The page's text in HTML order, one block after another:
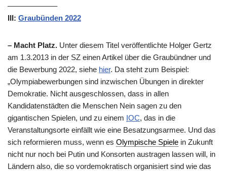
——————–
III: Graubünden 2022
– Macht Platz. Unter diesem Titel veröffentlichte Holger Gertz
am 1.3.2013 in der SZ einen Artikel über die Graubündner und
die Bewerbung 2022, siehe hier. Da steht zum Beispiel:
„Olympiabewerbungen sind inzwischen Übungen in direkter
Demokratie. Nicht ausgeschlossen, dass in allen
Kandidatenstädten die Menschen Nein sagen zu den
gigantischen Spielen, und zu einem IOC, das in die
Veranstaltungsorte einfällt wie eine Besatzungsarmee. Und das
sich reformieren muss, wenn es Olympische Spiele in Zukunft
nicht nur noch bei Putin und Konsorten austragen lassen will, in
Ländern also, die so vordemokratisch organisiert sind wie das